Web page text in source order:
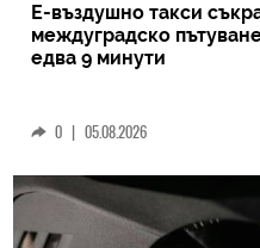
Е-въздушно такси
междуградско
едва 9 минути
0 | 05.08.2026